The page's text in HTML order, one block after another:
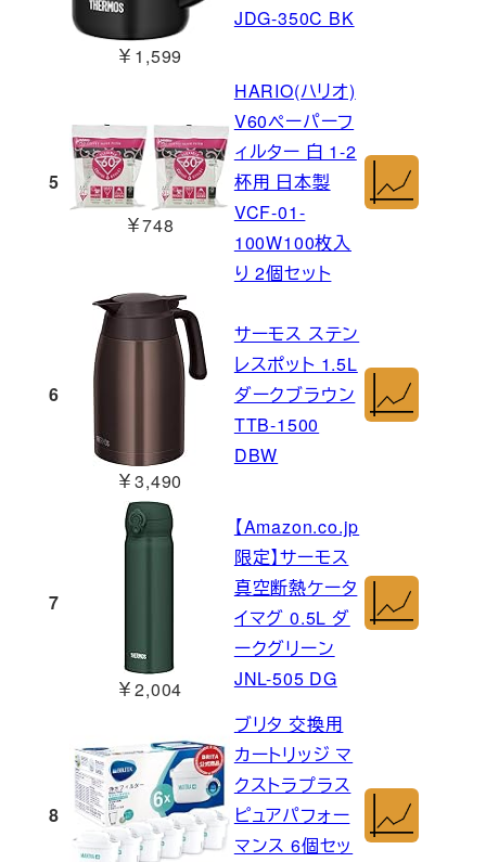
￥1,599
JDG-350C BK
5
￥748
HARIO(ハリオ)
V60ペーパーフ
ィルター 白 1-2
杯用 日本製
VCF-01-
100W100枚入
り 2個セット
6
￥3,490
サーモス ステン
レスポット 1.5L
ダークブラウン
TTB-1500
DBW
7
￥2,004
【Amazon.co.jp
限定】サーモス
真空断熱ケータ
イマグ 0.5L ダ
ークグリーン
JNL-505 DG
8
ブリタ 交換用
カートリッジ マ
クストラプラス
ピュアパフォー
マンス 6個セッ